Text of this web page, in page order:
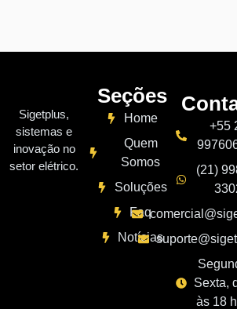
Sigetplus,
sistemas e
inovação no
setor elétrico.
Seções
Home
Quem
Somos
Soluções
Faq
Notícias
+55
(21)
Sexta,
às 18